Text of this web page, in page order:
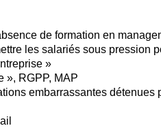
de formation en
les salariés sous pression
»
», RGPP, MAP
embarrassantes détenues